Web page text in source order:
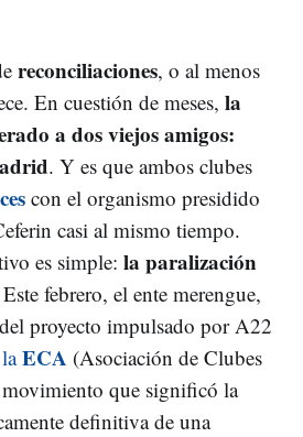
reconciliaciones, o al menos
En cuestión de meses, la
a dos viejos amigos:
. Y es que ambos clubes
con el organismo presidido
casi al mismo tiempo.
es simple: la paralización
febrero, el ente merengue,
proyecto impulsado por A22
ECA (Asociación de Clubes
que significó la
definitiva de una